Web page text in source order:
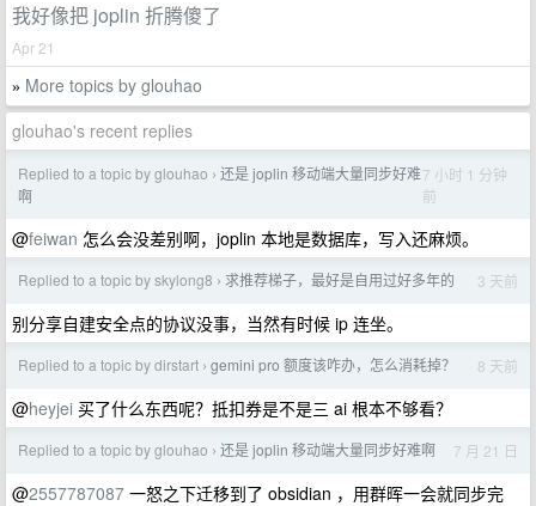
我好像把 joplin 折腾傻了
Apr 21
» More topics by glouhao
glouhao's recent replies
Replied to a topic by glouhao › 还是 joplin 移动端大量同步好难
啊
7 小时 1 分钟
前
@feiwan 怎么会没差别啊，joplin 本地是数据库，写入还麻烦。
Replied to a topic by skylong8 › 求推荐梯子，最好是自用过好多年的 3 天前
别分享自建安全点的协议没事，当然有时候 ip 连坐。
Replied to a topic by dirstart › gemini pro 额度该咋办，怎么消耗掉？ 8 天前
@heyjei 买了什么东西呢？抵扣券是不是三 ai 根本不够看？
Replied to a topic by glouhao › 还是 joplin 移动端大量同步好难啊 7 月 21 日
@2557787087 一怒之下迁移到了 obsidian ，用群晖一会就同步完